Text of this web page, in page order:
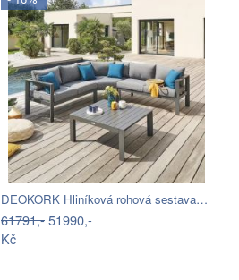
DEOKORK Hliníková rohová sestava…
61791,-51990,-
Kč